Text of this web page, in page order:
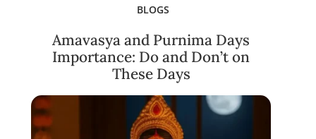
BLOGS
Amavasya and Purnima Days
Importance: Do and Don’t on
These Days